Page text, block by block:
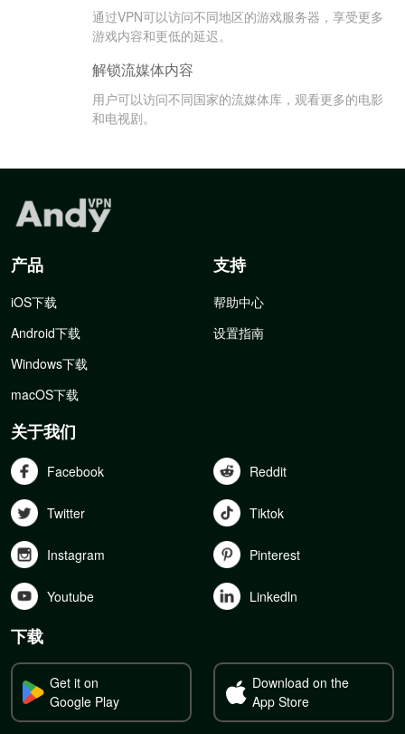
通过VPN可以访问不同地区的游戏服务器，享受更多
游戏内容和更低的延迟。
解锁流媒体内容
用户可以访问不同国家的流媒体库，观看更多的电影
和电视剧。
产品
iOS下载
Android下载
Windows下载
macOS下载
支持
帮助中心
设置指南
关于我们
Facebook Reddit
Twitter Tiktok
Instagram Pinterest
Youtube Linkedln
下载
Get it on
Google Play
Download on the
App Store